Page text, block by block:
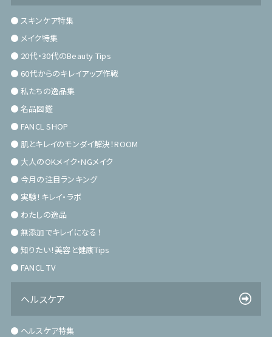
スキンケア特集
メイク特集
20代・30代のBeauty Tips
60代からのキレイアップ作戦
私たちの逸品集
名品図鑑
FANCL SHOP
肌とキレイのモンダイ解決！ROOM
大人のOKメイク・NGメイク
今月の注目ランキング
実験！キレイ・ラボ
わたしの逸品
無添加でキレイになる！
知りたい！美容と健康Tips
FANCL TV
ヘルスケア
ヘルスケア特集